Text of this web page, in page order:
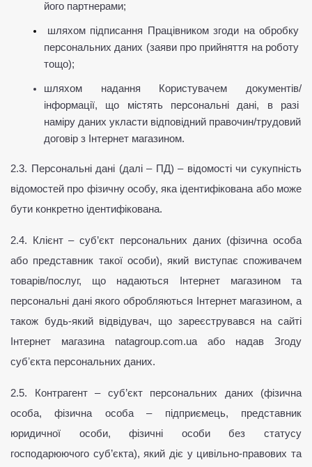
його партнерами;
шляхом підписання Працівником згоди на обробку
персональних даних (заяви про прийняття на роботу
тощо);
шляхом надання Користувачем документів/
інформації, що містять персональні дані, в разі
наміру даних укласти відповідний правочин/трудовий
договір з Інтернет магазином.
2.3. Персональні дані (далі – ПД) – відомості чи сукупність
відомостей про фізичну особу, яка ідентифікована або може
бути конкретно ідентифікована.
2.4. Клієнт – суб’єкт персональних даних (фізична особа
або представник такої особи), який виступає споживачем
товарів/послуг, що надаються Інтернет магазином та
персональні дані якого обробляються Інтернет магазином, а
також будь-який відвідувач, що зареєструвався на сайті
Інтернет магазина natagroup.com.ua або надав Згоду
субʼєкта персональних даних.
2.5. Контрагент – суб’єкт персональних даних (фізична
особа, фізична особа – підприємець, представник
юридичної особи, фізичні особи без статусу
господарюючого суб’єкта), який діє у цивільно-правових та